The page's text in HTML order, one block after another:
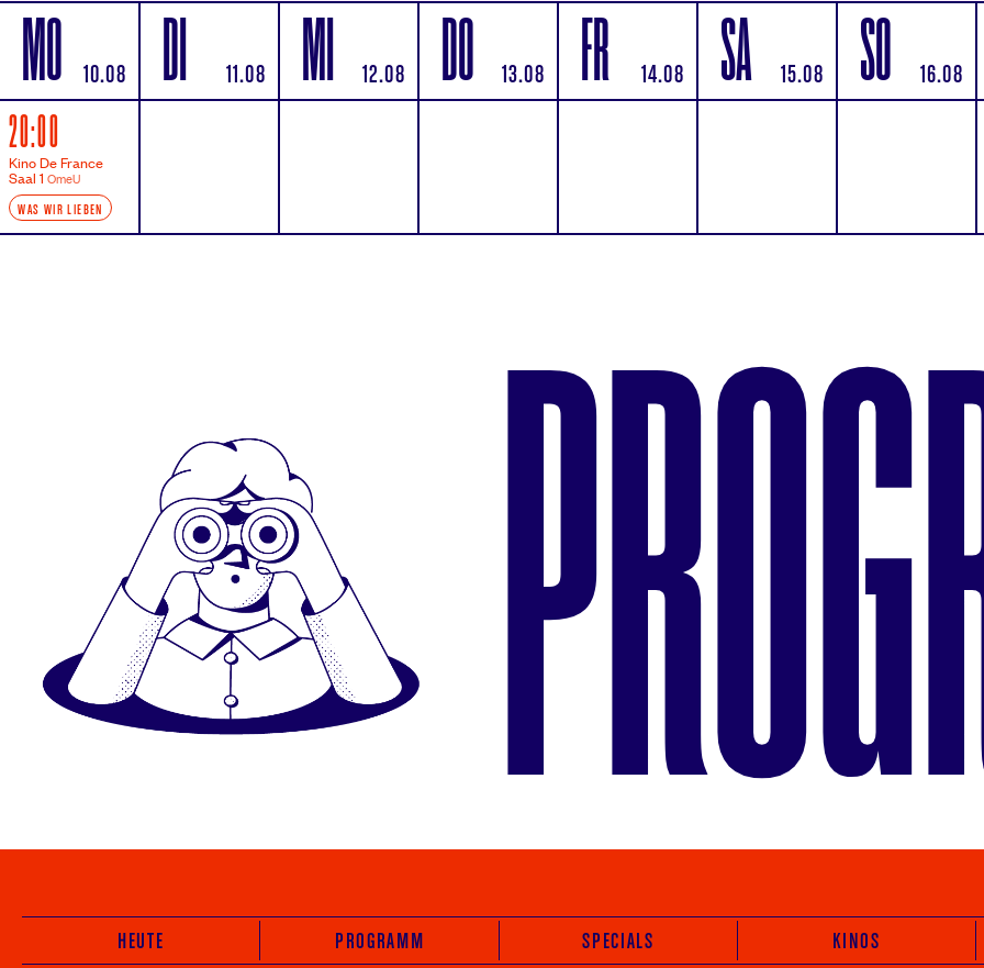
MO 10.08 DI 11.08 MI 12.08 DO 13.08 FR 14.08 SA 15.08 SO 16.08
20:00
Kino De France
Saal 1OmeU
WAS WIR LIEBEN
HEUTE PROGRAMM SPECIALS KINOS